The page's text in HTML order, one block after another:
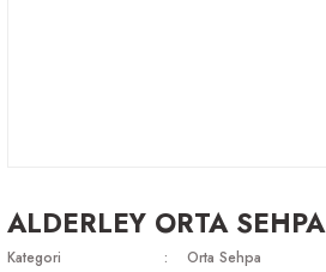
ALDERLEY ORTA SEHPA
Kategori
Orta Sehpa